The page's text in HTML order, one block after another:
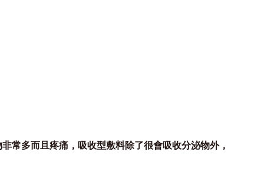
常多而且疼痛，吸收型敷料除了很會吸收分泌物外，